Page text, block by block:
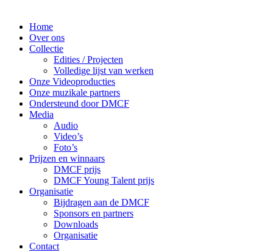
Home
Over ons
Collectie
Edities / Projecten
Volledige lijst van werken
Onze Videoproducties
Onze muzikale partners
Ondersteund door DMCF
Media
Audio
Video’s
Foto’s
Prijzen en winnaars
DMCF prijs
DMCF Young Talent prijs
Organisatie
Bijdragen aan de DMCF
Sponsors en partners
Downloads
Organisatie
Contact